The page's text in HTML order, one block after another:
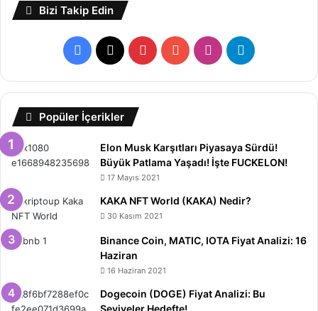
Bizi Takip Edin
Facebook
X PinterestYouTubeInstagramTelegram
Popüler İçerikler
Elon Musk Karşıtları Piyasaya Sürdü!
Büyük Patlama Yaşadı! İşte FUCKELON!
17 Mayıs 2021
KAKA NFT World (KAKA) Nedir?
30 Kasım 2021
Binance Coin, MATIC, IOTA Fiyat Analizi: 16
Haziran
16 Haziran 2021
Dogecoin (DOGE) Fiyat Analizi: Bu
Seviyeler Hedefte!